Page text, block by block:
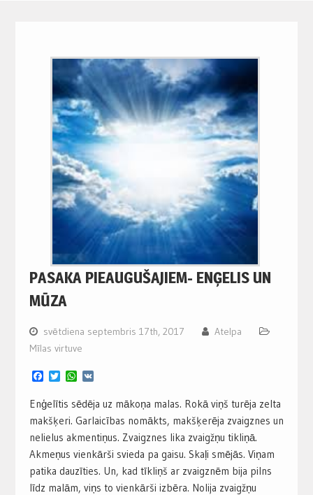
PASAKA PIEAUGUŠAJIEM- ENĢELIS UN
MŪZA
svētdiena septembris 17th, 2017
Atelpa
Mīlas virtuve
Facebook
TwitterWhatsApp
VK
Enģelītis sēdēja uz mākoņa malas. Rokā viņš turēja zelta
makšķeri. Garlaicības nomākts, makšķerēja zvaigznes un
nelielus akmentiņus. Zvaigznes lika zvaigžņu tikliņā.
Akmeņus vienkārši svieda pa gaisu. Skaļi smējās. Viņam
patika dauzīties. Un, kad tīkliņš ar zvaigznēm bija pilns
līdz malām, viņs to vienkārši izbēra. Nolija zvaigžņu